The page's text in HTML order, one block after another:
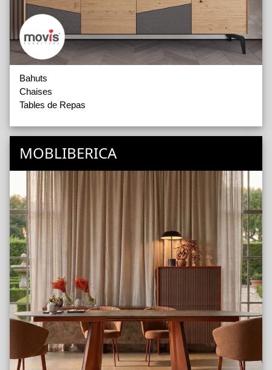
Bahuts
Chaises
Tables de Repas
MOBLIBERICA